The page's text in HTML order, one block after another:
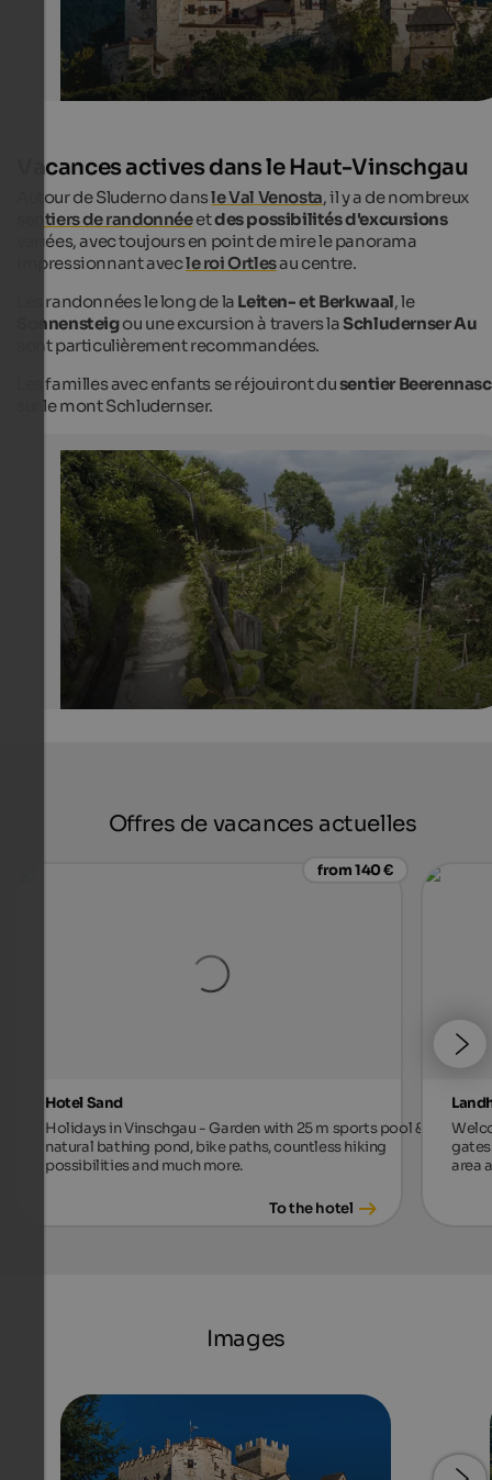
"Waalweg" path in South Tyrol
The popular "Waalwege" paths are winding across
vineyards, fruit orchards and meadows.
Rainer Schmittchen - Fotolia
Vacances actives dans le Haut-Vinschgau
Autour de Sluderno dansle Val Venosta, il y a de nombreux
sentiers de randonnéeetdes possibilités d'excursions
variées, avec toujours en point de mire le panorama
impressionnant avecle roi Ortlesau centre.
Les randonnées le long de la Leiten- et Berkwaal, le
Sonnensteigou une excursion à travers laSchludernser Au
sont particulièrement recommandées.
Les familles avec enfants se réjouiront dusentier
sur le mont Schludernser.
Offres de vacances actuelles
from 140 €
Hotel Sand
Holidays in Vinschgau - Garden with 25 m sports pool &
natural bathing pond, bike paths, countless hiking
possibilities and much more.
To the hotel
area
Images